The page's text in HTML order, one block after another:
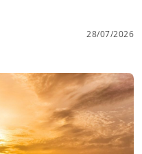
28/07/2026